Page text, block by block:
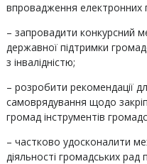
впровадження електронних
– запровадити конкурсний
державної підтримки
з інвалідністю;
– розробити рекомендації
самоврядування щодо
громад інструментів
– частково удосконалити
діяльності громадських